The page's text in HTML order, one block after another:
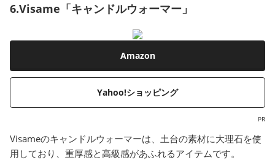
6.Visame「キャンドルウォーマー」
Amazon
Yahoo!ショッピング
PR
Visameのキャンドルウォーマーは、土台の素材に大理石を使
用しており、重厚感と高級感があふれるアイテムです。